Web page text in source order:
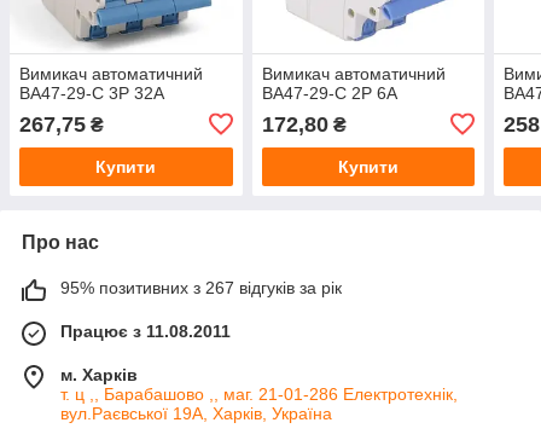
Вимикач автоматичний
ВА47-29-С 3Р 32А
267,75 ₴
Купити
Вимикач автоматичний
ВА47-29-С 2Р 6А
172,80₴
Купити
Про нас
95% позитивних з 267 відгуків за рік
Працює з 11.08.2011
м. Харків
т. ц ,, Барабашово ,, маг. 21-01-286 Електротехнік,
вул.Раєвської 19А, Харків, Україна